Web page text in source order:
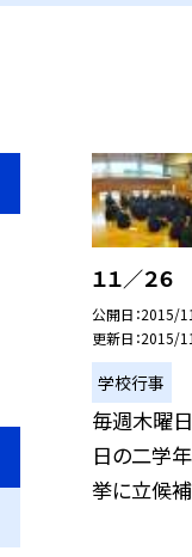
１１／２
公開日 2015/
更新日 2015/
学校行事
毎週木曜
日の二学
挙に立候